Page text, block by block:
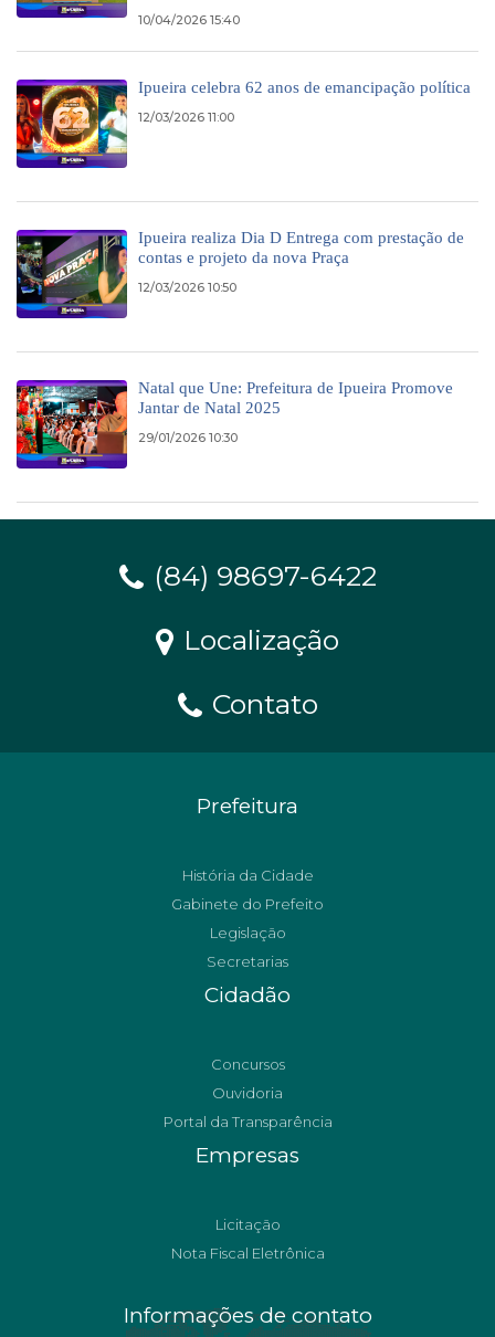
10/04/2026 15:40
Ipueira celebra 62 anos de emancipação política
12/03/2026 11:00
Ipueira realiza Dia D Entrega com prestação de
contas e projeto da nova Praça
12/03/2026 10:50
Natal que Une: Prefeitura de Ipueira Promove
Jantar de Natal 2025
29/01/2026 10:30
(84) 98697-6422
Localização
Contato
Prefeitura
História da Cidade
Gabinete do Prefeito
Legislação
Secretarias
Cidadão
Concursos
Ouvidoria
Portal da Transparência
Empresas
Licitação
Nota Fiscal Eletrônica
Informações de contato